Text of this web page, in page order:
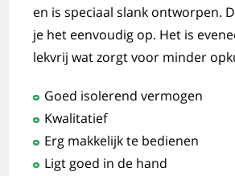
en is speciaal slank ontworpen.
je het eenvoudig op. Het is
lekvrij wat zorgt voor minder
Goed isolerend vermogen
Kwalitatief
Erg makkelijk te bedienen
Ligt goed in de hand